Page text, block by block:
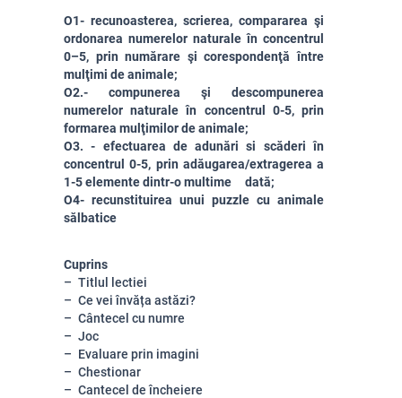
O1- recunoasterea, scrierea, compararea şi
ordonarea numerelor naturale în concentrul
0–5, prin numărare şi corespondenţă între
mulţimi de animale;
O2.- compunerea şi descompunerea
numerelor naturale în concentrul 0-5, prin
formarea mulţimilor de animale;
O3. - efectuarea de adunări si scăderi în
concentrul 0-5, prin adăugarea/extragerea a
1-5 elemente dintr-o multime dată;
O4- recunstituirea unui puzzle cu animale
sălbatice
Cuprins
Titlul lectiei
Ce vei învăța astăzi?
Cântecel cu numre
Joc
Evaluare prin imagini
Chestionar
Cantecel de încheiere